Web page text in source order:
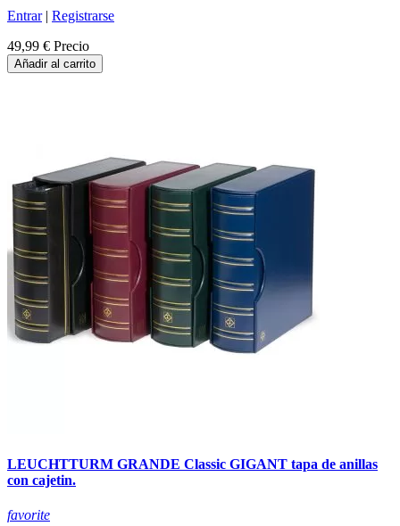
Entrar| Registrarse
49,99 € Precio
Añadir al carrito
LEUCHTTURM GRANDE Classic GIGANT tapa de anillas
con cajetin.
favorite